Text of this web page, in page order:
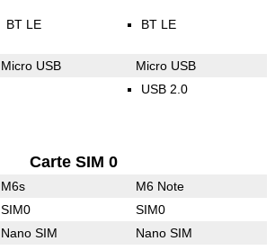
BT LE BT LE
Micro USB Micro USB
USB 2.0
Carte SIM 0
M6s M6 Note
SIM0 SIM0
Nano SIM Nano SIM